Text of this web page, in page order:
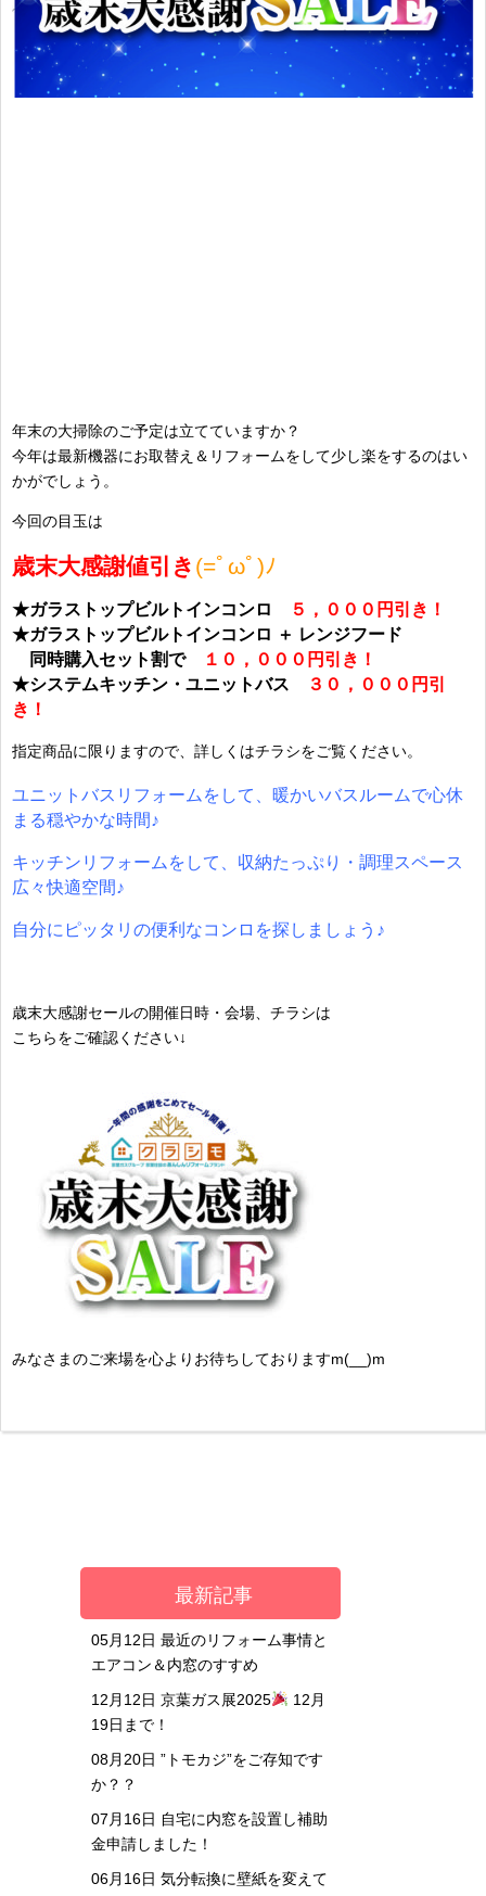
年末の大掃除のご予定は立てていますか？
今年は最新機器にお取替え＆リフォームをして少し楽をするのはい
かがでしょう。
今回の目玉は
歳末大感謝値引き (=ﾟωﾟ)ﾉ
★ガラストップビルトインコンロ
５，０００円引き！
★ガラストップビルトインコンロ ＋ レンジフード
同時購入セット割で
１０，０００円引き！
★システムキッチン・ユニットバス
３０，０００円引
き！
指定商品に限りますので、詳しくはチラシをご覧ください。
ユニットバスリフォームをして、暖かいバスルームで心休
まる穏やかな時間♪
キッチンリフォームをして、収納たっぷり・調理スペース
広々快適空間♪
自分にピッタリの便利なコンロを探しましょう♪
歳末大感謝セールの開催日時・会場、チラシは
こちらをご確認ください↓
みなさまのご来場を心よりお待ちしておりますm(__)m
最新記事
05月12日 最近のリフォーム事情と
エアコン＆内窓のすすめ
12月12日 京葉ガス展2025
12月
19日まで！
08月20日 ”トモカジ”をご存知です
か？？
07月16日 自宅に内窓を設置し補助
金申請しました！
06月16日 気分転換に壁紙を変えて